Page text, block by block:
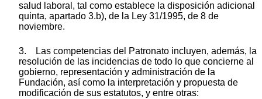
salud laboral, tal como establece la disposición adicional
quinta, apartado 3.b), de la Ley 31/1995, de 8 de
noviembre.
3. Las competencias del Patronato incluyen, además, la
resolución de las incidencias de todo lo que concierne al
gobierno, representación y administración de la
Fundación, así como la interpretación y propuesta de
modificación de sus estatutos, y entre otras: